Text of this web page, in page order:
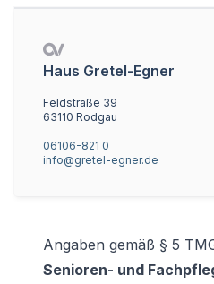
Haus Gretel-Egner
Feldstraße 39
63110 Rodgau
06106-821 0
info@gretel-egner.de
Angaben gemäß § 5
Senioren- und